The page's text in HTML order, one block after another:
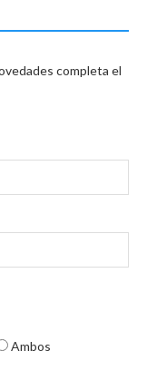
completa el
Ambos